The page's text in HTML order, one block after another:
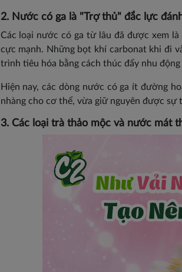
2. Nước có ga là "Trợ thủ" đắc lực
Các loại nước có ga từ lâu đã được xem
cực mạnh. Những bọt khí carbonat khi đi
trình tiêu hóa bằng cách thúc đẩy nhu
Hiện nay, các dòng nước có ga ít đường
nhàng cho cơ thể, vừa giữ nguyên được
3. Các loại trà thảo mộc và nước mát